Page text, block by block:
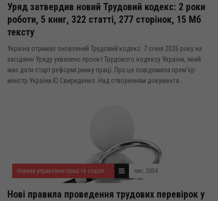
Уряд затвердив новий Трудовий кодекс: 2 роки
роботи, 5 книг, 322 статті, 277 сторінок, 15 Мб
тексту
Україна отримає оновлений Трудовий кодекс. 7 січня 2026 року на
засіданні Уряду ухвалено проєкт Трудового кодексу України, який
має дати старт реформі ринку праці. Про це повідомила прем'єр-
міністр України Ю.Свириденко. Над створенням документа...
Новини управління праці та соціального захисту населення лис. 2024
Нові правила проведення трудових перевірок у